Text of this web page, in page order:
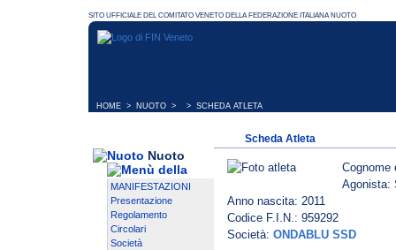
HOME > NUOTO > > SCHEDA ATLETA
Nuoto
MANIFESTAZIONI
Presentazione
Regolamento
Circolari
Società
Scheda Atleta
Agonista:
Anno nascita: 2011
Codice F.I.N.: 959292
Società: ONDABLU SSD